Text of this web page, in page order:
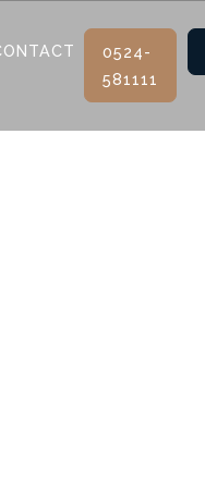
0524-
581111